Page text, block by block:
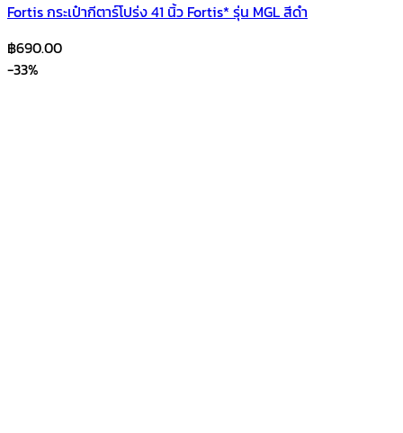
Fortis กระเป๋ากีตาร์โปร่ง 41 นิ้ว Fortis* รุ่น MGL สีดำ
฿690.00
-33%